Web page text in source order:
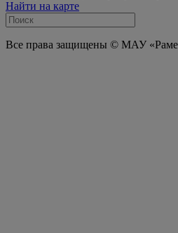
Найти на карте
Все права защищены © МАУ